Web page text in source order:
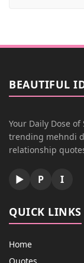
BEAUTIFUL
Your Daily Dose
trending mehndi
relationship
▶ P I
QUICK LINKS
Home